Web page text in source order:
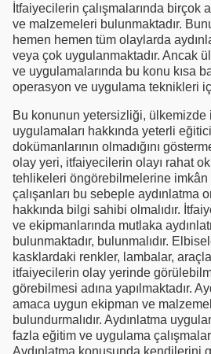
İtfaiyecilerin çalışmalarında birçok
ve malzemeleri bulunmaktadır.
hemen hemen tüm olaylarda
veya çok uygulanmaktadır. Ancak
ve uygulamalarında bu konu kısa
operasyon ve uygulama teknikleri
Bu konunun yetersizliği, ülkemizde
uygulamaları hakkında yeterli
dokümanlarının olmadığını
olay yeri, itfaiyecilerin olayı rahat
tehlikeleri öngörebilmelerine imkân
çalışanları bu sebeple aydınlatma
hakkında bilgi sahibi olmalıdır.
ve ekipmanlarında mutlaka
bulunmaktadır, bulunmalıdır.
kasklardaki renkler, lambalar,
itfaiyecilerin olay yerinde
görebilmesi adına yapılmaktadır.
amaca uygun ekipman ve
bulundurmalıdır. Aydınlatma
fazla eğitim ve uygulama çalışmaları
Aydınlatma konusunda kendilerini